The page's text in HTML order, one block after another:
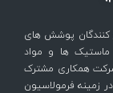
کنندگان پوشش های
ها و مواد
همکاری مشترک
فرمولاسیون